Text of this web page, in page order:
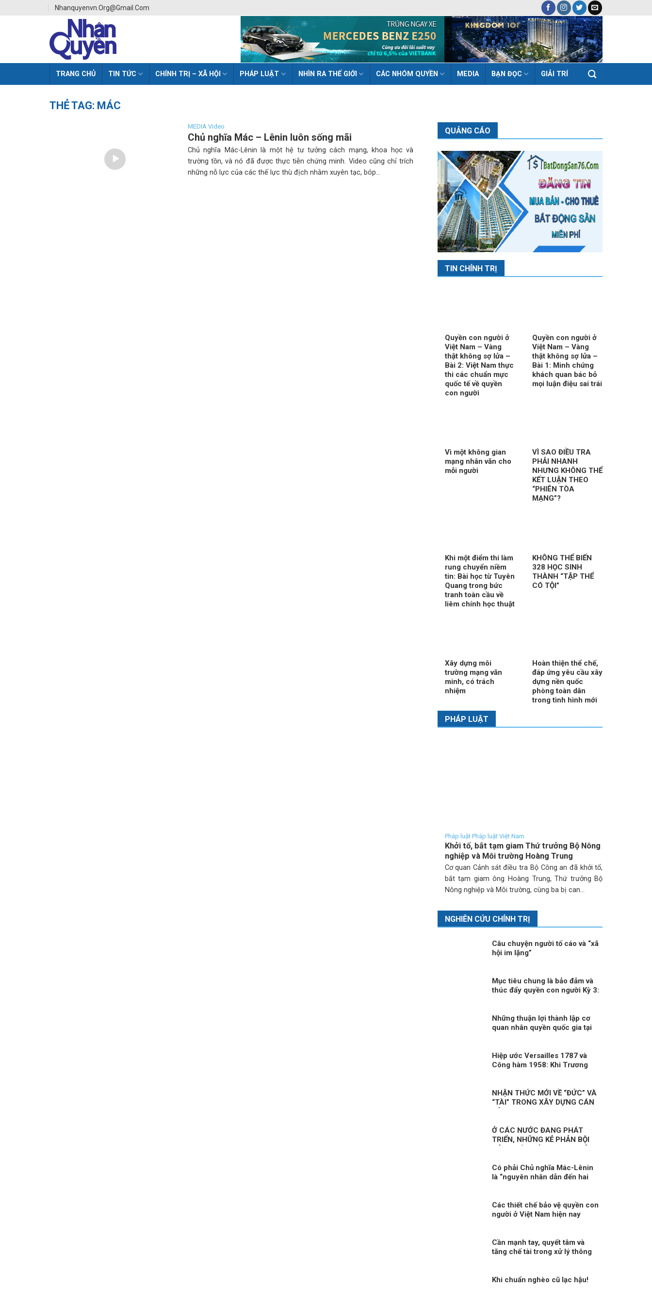
Nhanquyenvn.org@gmail.com
TRANG CHỦ TIN TỨC CHÍNH TRỊ – XÃ HỘI PHÁP LUẬT NHÌN RA THẾ GIỚI CÁC NHÓM QUYỀN MEDIA BẠN ĐỌC GIẢI TRÍ
THẺ TAG: MÁC
MEDIA Video
Chủ nghĩa Mác – Lênin luôn sống mãi
Chủ nghĩa Mác-Lênin là một hệ tư tưởng cách mạng, khoa học và
trường tồn, và nó đã được thực tiễn chứng minh. Video cũng chỉ trích
những nỗ lực của các thế lực thù địch nhằm xuyên tạc, bóp...
QUẢNG CÁO
TIN CHÍNH TRỊ
Quyền con người ở
Việt Nam – Vàng
thật không sợ lửa –
Bài 2: Việt Nam thực
thi các chuẩn mực
quốc tế về quyền
con người
Quyền con người ở
Việt Nam – Vàng
thật không sợ lửa –
Bài 1: Minh chứng
khách quan bác bỏ
mọi luận điệu sai trái
Vì một không gian
mạng nhân văn cho
mỗi người
VÌ SAO ĐIỀU TRA
PHẢI NHANH
NHƯNG KHÔNG THỂ
KẾT LUẬN THEO
“PHIÊN TÒA
MẠNG”?
Khi một điểm thi làm
rung chuyển niềm
tin: Bài học từ Tuyên
Quang trong bức
tranh toàn cầu về
liêm chính học thuật
KHÔNG THỂ BIẾN
328 HỌC SINH
THÀNH “TẬP THỂ
CÓ TỘI”
Xây dựng môi
trường mạng văn
minh, có trách
nhiệm
Hoàn thiện thể chế,
đáp ứng yêu cầu xây
dựng nền quốc
phòng toàn dân
trong tình hình mới
PHÁP LUẬT
Pháp luật Pháp luật Việt Nam
Khởi tố, bắt tạm giam Thứ trưởng Bộ Nông
nghiệp và Môi trường Hoàng Trung
Cơ quan Cảnh sát điều tra Bộ Công an đã khởi tố,
bắt tạm giam ông Hoàng Trung, Thứ trưởng Bộ
Nông nghiệp và Môi trường, cùng ba bị can...
NGHIÊN CỨU CHÍNH TRỊ
Câu chuyện người tố cáo và “xã
hội im lặng”
Mục tiêu chung là bảo đảm và
thúc đẩy quyền con người Kỳ 3:
Những thuận lợi thành lập cơ
quan nhân quyền quốc gia tại
Hiệp ước Versailles 1787 và
Công hàm 1958: Khi Trương
NHẬN THỨC MỚI VỀ “ĐỨC” VÀ
“TÀI” TRONG XÂY DỰNG CÁN
Ở CÁC NƯỚC ĐANG PHÁT
TRIỂN, NHỮNG KẺ PHẢN BỘI
Có phải Chủ nghĩa Mác-Lênin
là “nguyên nhân dẫn đến hai
Các thiết chế bảo vệ quyền con
người ở Việt Nam hiện nay
Cần mạnh tay, quyết tâm và
tăng chế tài trong xử lý thông
Khi chuẩn nghèo cũ lạc hậu!